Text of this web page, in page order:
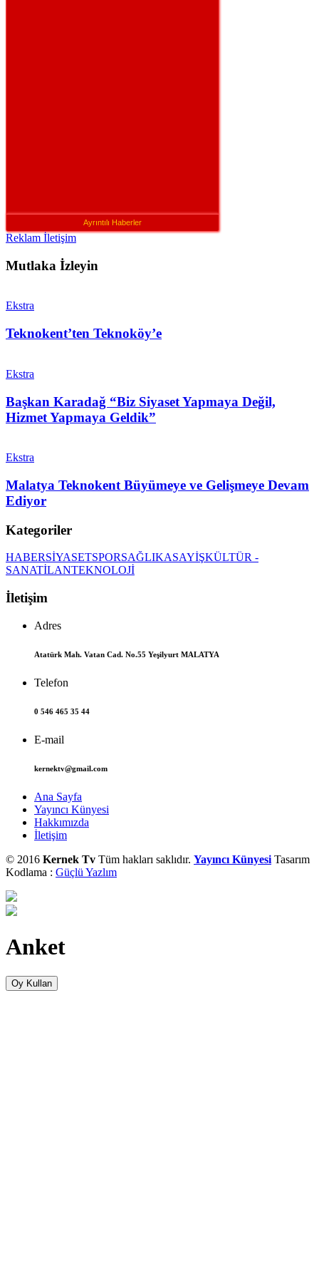
Ayrıntılı Haberler
Reklam İletişim
Mutlaka İzleyin
Ekstra
Teknokent’ten Teknoköy’e
Ekstra
Başkan Karadağ “Biz Siyaset Yapmaya Değil,
Hizmet Yapmaya Geldik”
Ekstra
Malatya Teknokent Büyümeye ve Gelişmeye Devam
Ediyor
Kategoriler
HABERSİYASETSPORSAĞLIKASAYİŞKÜLTÜR -
SANATİLANTEKNOLOJİ
İletişim
Adres
Atatürk Mah. Vatan Cad. No.55 Yeşilyurt MALATYA
Telefon
0 546 465 35 44
E-mail
kernektv@gmail.com
Ana Sayfa
Yayıncı Künyesi
Hakkımızda
İletişim
© 2016 Kernek Tv Tüm hakları saklıdır. Yayıncı Künyesi Tasarım
Kodlama : Güçlü Yazlım
Anket